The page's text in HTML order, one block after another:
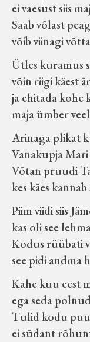
Koduleht
ei vaesust siis
Saab võlast
võib viinagi
Ütles kuramus
võin riigi käest
ja ehitada kohe
maja ümber
Arinaga plikat
Vanakupja Mari
Võtan pruudi
kes käes
Piim viidi siis
kas oli see
Kodus rüübati
see pidi andma
Kahe kuu eest
ega seda
Tulid kodu
ei südant